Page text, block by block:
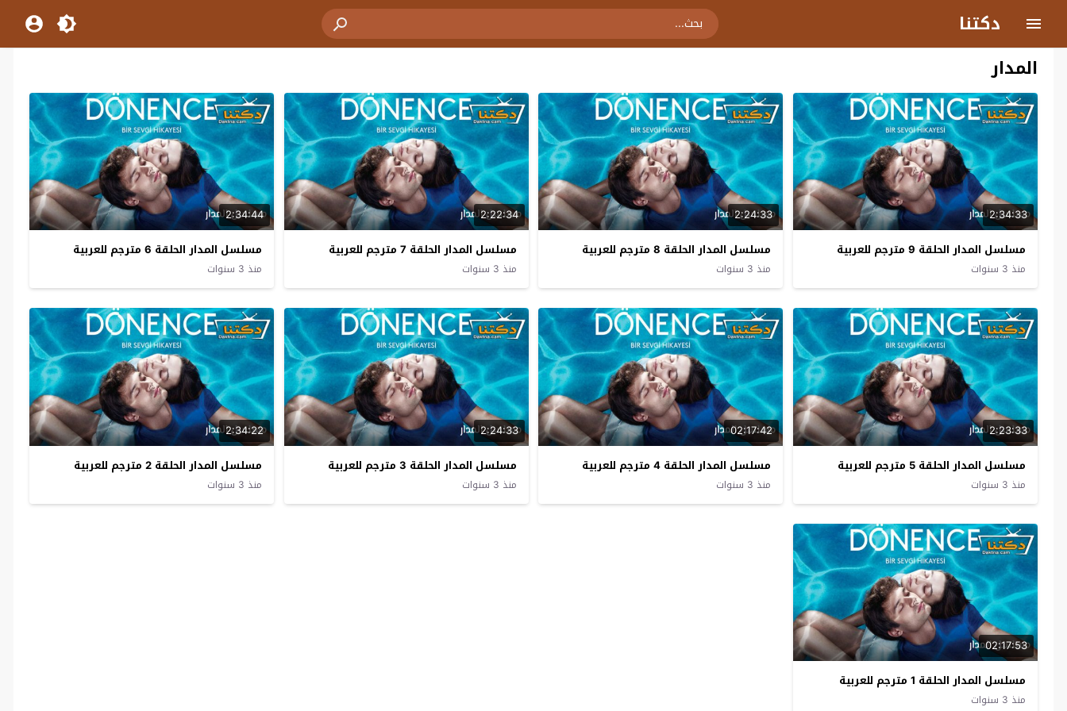
دكتنا
المدار
2:34:33
مسلسل المدار الحلقة 9 مترجم للعربية
منذ 3 سنوات
2:24:33
مسلسل المدار الحلقة 8 مترجم للعربية
منذ 3 سنوات
2:22:34
مسلسل المدار الحلقة 7 مترجم للعربية
منذ 3 سنوات
2:34:44
مسلسل المدار الحلقة 6 مترجم للعربية
منذ 3 سنوات
2:23:33
مسلسل المدار الحلقة 5 مترجم للعربية
منذ 3 سنوات
02:17:42
مسلسل المدار الحلقة 4 مترجم للعربية
منذ 3 سنوات
2:24:33
مسلسل المدار الحلقة 3 مترجم للعربية
منذ 3 سنوات
2:34:22
مسلسل المدار الحلقة 2 مترجم للعربية
منذ 3 سنوات
02:17:53
مسلسل المدار الحلقة 1 مترجم للعربية
منذ 3 سنوات